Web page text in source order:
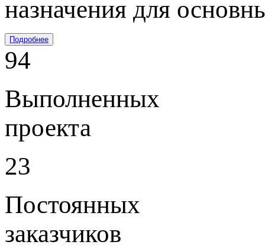
назначения для
Подробнее
94
Выполненных
проекта
23
Постоянных
заказчиков